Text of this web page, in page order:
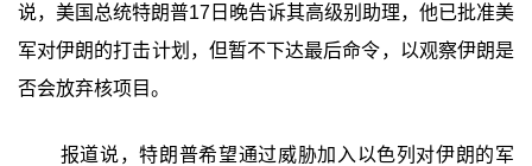
说，美国总统特朗普17日晚告诉其高级别助理，他已批准美
军对伊朗的打击计划，但暂不下达最后命令，以观察伊朗是
否会放弃核项目。
报道说，特朗普希望通过威胁加入以色列对伊朗的军